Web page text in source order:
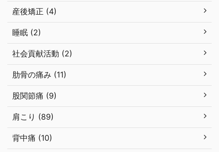
産後矯正 (4)
睡眠 (2)
社会貢献活動 (2)
肋骨の痛み (11)
股関節痛 (9)
肩こり (89)
背中痛 (10)